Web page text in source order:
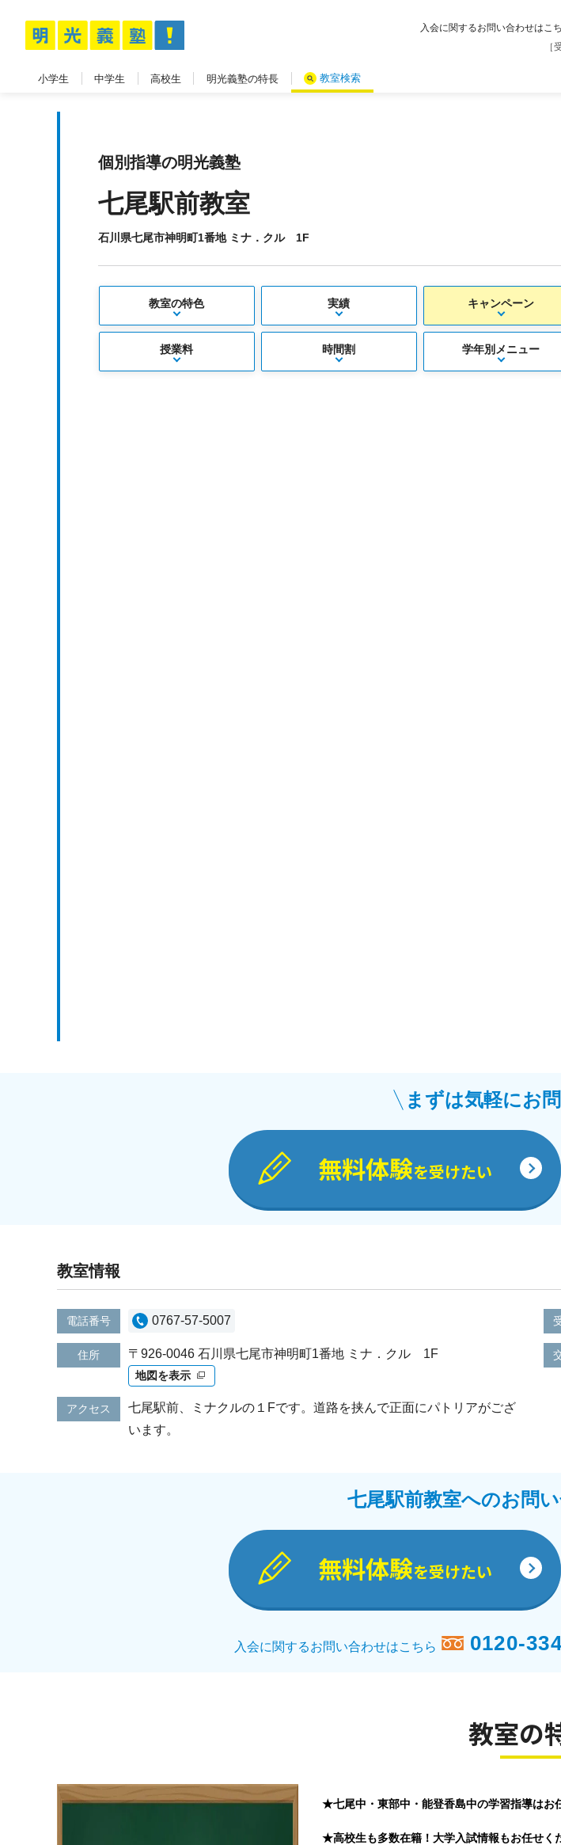
入会に関するお問い合わせはこ
［
高校生
中学生
小学生 明光義塾の特長 教室検索
個別指導の明光義塾
七尾駅前教室
石川県七尾市神明町1番地 ミナ．クル 1F
教室の特色 実績 キャンペーン
授業料 時間割 学年別メニュー
まずは気軽にお
無料体験を受けたい
教室情報
電話番号 0767-57-5007
住所 〒926-0046 石川県七尾市神明町1番地 ミナ．クル 1F
地図を表示
アクセス
七尾駅前、ミナクルの１Fです。道路を挟んで正面にパトリアがござ
います。
七尾駅前教室へのお問
無料体験を受けたい
入会に関するお問い合わせはこちら 0120-
教室の
★七尾中・東部中・能登香島中の学習指導はお
★高校生も多数在籍！大学入試情報もお任せく